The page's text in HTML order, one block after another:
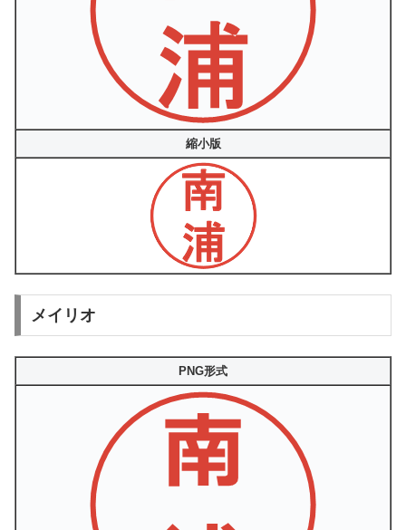
縮小版
メイリオ
PNG形式